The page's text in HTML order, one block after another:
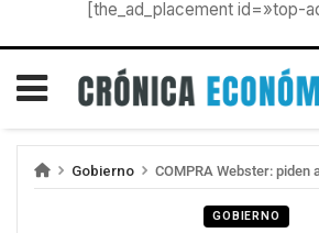
[the_ad_placement id=»top-
Gobierno COMPRA Webster: piden a la Fed
GOBIERNO